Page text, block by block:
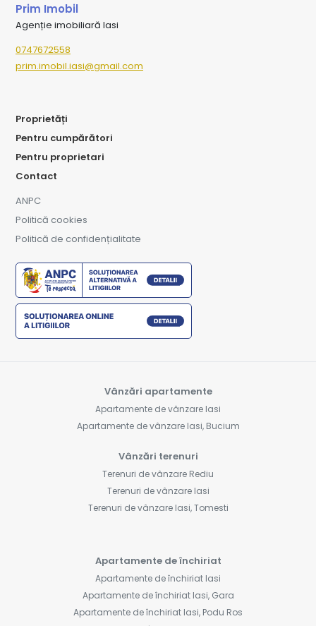
Prim Imobil
Agenție imobiliară Iasi
0747672558
prim.imobil.iasi@gmail.com
Proprietăți
Pentru cumpărători
Pentru proprietari
Contact
ANPC
Politică cookies
Politică de confidențialitate
Vânzări apartamente
Apartamente de vânzare Iasi
Apartamente de vânzare Iasi, Bucium
Vânzări terenuri
Terenuri de vânzare Rediu
Terenuri de vânzare Iasi
Terenuri de vânzare Iasi, Tomesti
Apartamente de închiriat
Apartamente de închiriat Iasi
Apartamente de închiriat Iasi, Gara
Apartamente de închiriat Iasi, Podu Ros